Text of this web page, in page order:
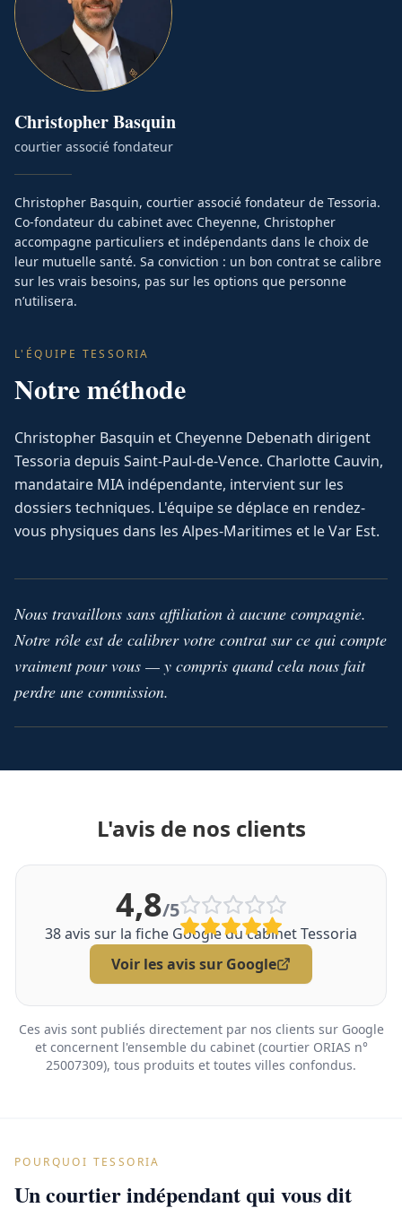
ChristopherBasquin
courtier associé fondateur
Christopher Basquin, courtier associé fondateur de Tessoria.
Co-fondateur du cabinet avec Cheyenne, Christopher
accompagne particuliers et indépendants dans le choix de
leur mutuelle santé. Sa conviction : un bon contrat se calibre
sur les vrais besoins, pas sur les options que personne
n’utilisera.
L'ÉQUIPE TESSORIA
Notre méthode
Christopher Basquin et Cheyenne Debenath dirigent
Tessoria depuis Saint-Paul-de-Vence. Charlotte Cauvin,
mandataire MIA indépendante, intervient sur les
dossiers techniques. L'équipe se déplace en rendez-
vous physiques dans les Alpes-Maritimes et le Var Est.
Nous travaillons sans affiliation à aucune compagnie.
Notre rôle est de calibrer votre contrat sur ce qui compte
vraiment pour vous — y compris quand cela nous fait
perdre une commission.
L'avis de nos clients
4,8/5
38avis sur la fiche Google du cabinet Tessoria
Voir les avis sur Google
Ces avis sont publiés directement par nos clients sur Google
et concernent l'ensemble du cabinet (courtier ORIAS n°
25007309), tous produits et toutes villes confondus.
POURQUOI TESSORIA
Un courtier indépendant qui vous dit